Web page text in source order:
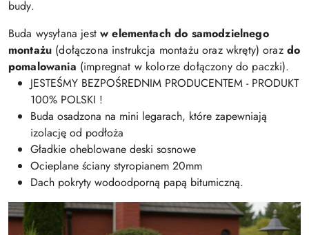
budy.
Buda wysyłana jestw elementach do samodzielnego
montażu (dołączona instrukcja montażu oraz wkręty) oraz do
pomalowania (impregnat w kolorze dołączony do paczki).
JESTEŚMY BEZPOŚREDNIM PRODUCENTEM - PRODUKT
100% POLSKI !
Buda osadzona na mini legarach, które zapewniają
izolację od podłoża
Gładkie oheblowane deski sosnowe
Ocieplane ściany styropianem 20mm
Dach pokryty wodoodporną papą bitumiczną.